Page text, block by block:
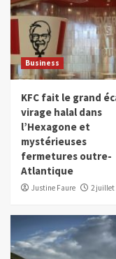
Business
KFC fait le grand
virage halal dans
l’Hexagone et
mystérieuses
fermetures outre-
Atlantique
Justine Faure 2 juillet